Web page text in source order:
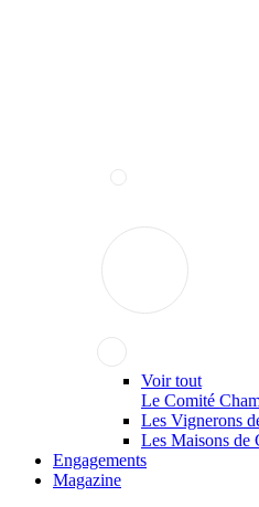
Voir tout
Le Comité
Les Vignerons
Les Maisons de
Engagements
Magazine